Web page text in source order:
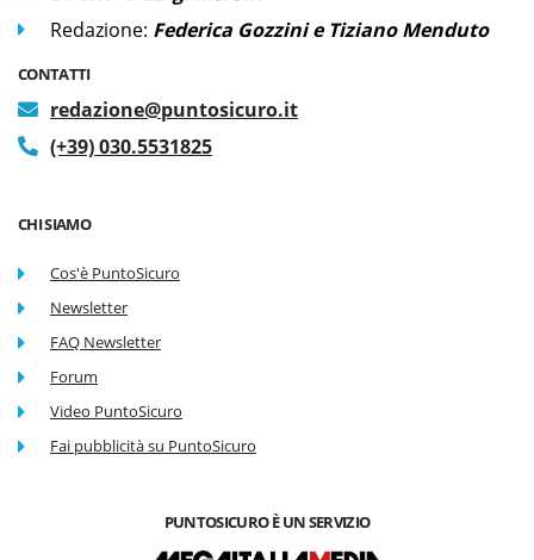
Redazione: Federica Gozzini e Tiziano Menduto
CONTATTI
redazione@puntosicuro.it
(+39) 030.5531825
CHI SIAMO
Cos'è PuntoSicuro
Newsletter
FAQ Newsletter
Forum
Video PuntoSicuro
Fai pubblicità su PuntoSicuro
PUNTOSICURO È UN SERVIZIO